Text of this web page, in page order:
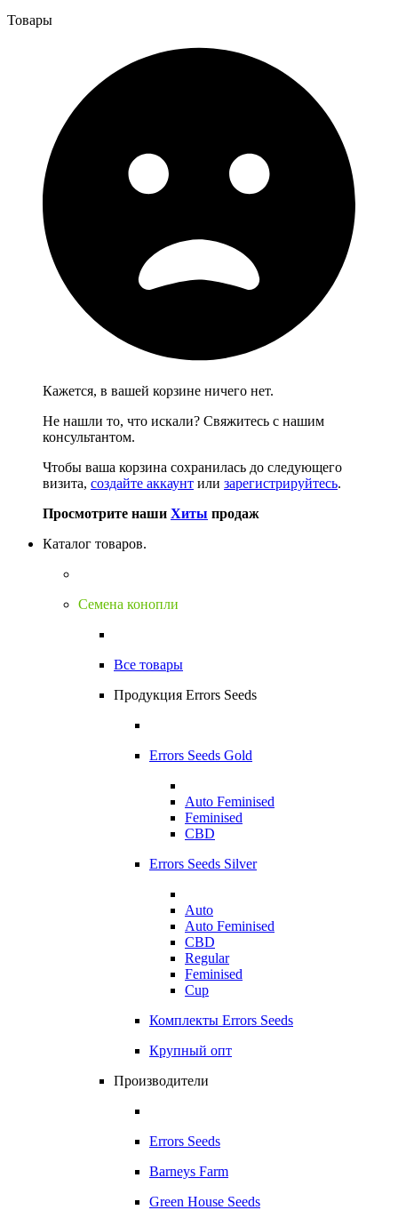
Товары
Кажется, в вашей корзине ничего нет.
Не нашли то, что искали? Свяжитесь с нашим
консультантом.
Чтобы ваша корзина сохранилась до следующего
визита, создайте аккаунт или зарегистрируйтесь.
Просмотрите наши Хиты продаж
Каталог товаров.
Семена конопли
Все товары
Продукция Errors Seeds
Errors Seeds Gold
Auto Feminised
Feminised
CBD
Errors Seeds Silver
Auto
Auto Feminised
CBD
Regular
Feminised
Cup
Комплекты Errors Seeds
Крупный опт
Производители
Errors Seeds
Barneys Farm
Green House Seeds